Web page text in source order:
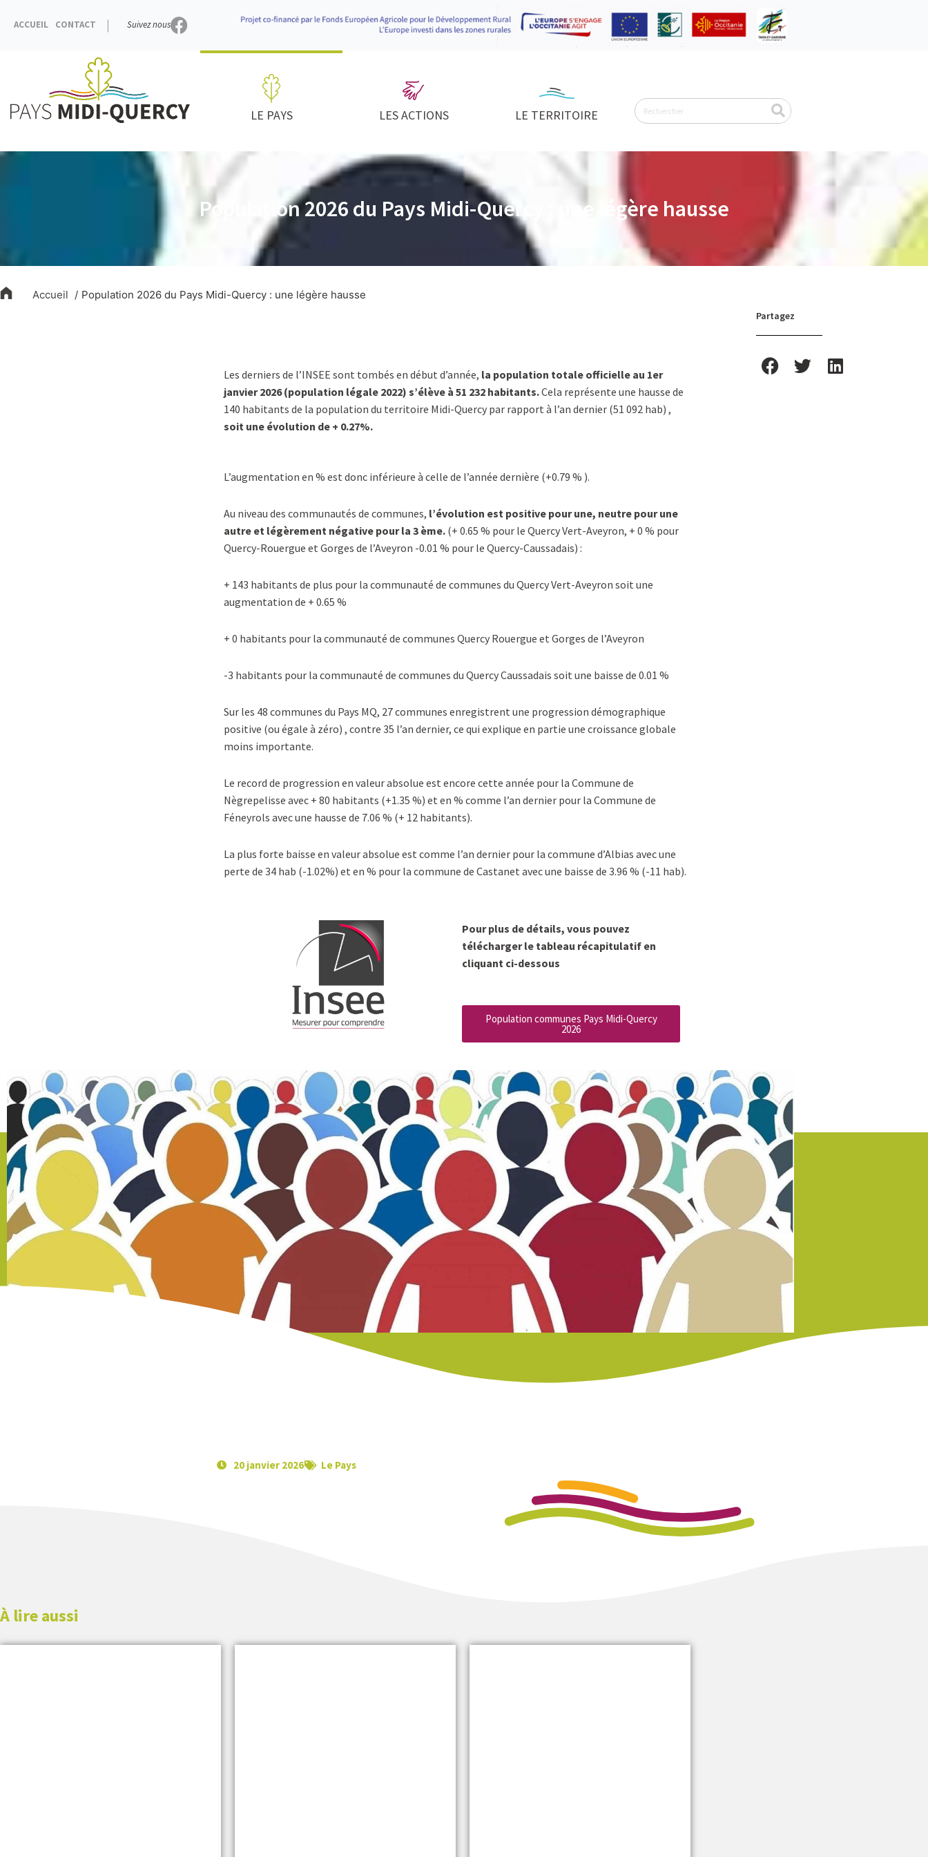
ACCUEIL CONTACT Suivez nous
LE PAYS LES ACTIONS LE TERRITOIRE
Rechercher
Population 2026 du Pays Midi-Quercy : une légère hausse
Accueil Population 2026 du Pays Midi-Quercy : une légère hausse
Les derniers de l’INSEE sont tombés en début d’année, la population totale officielle au 1er
janvier 2026 (population légale 2022) s’élève à 51 232 habitants.Cela représente une hausse de
140 habitants de la population du territoire Midi-Quercy par rapport à l’an dernier (51 092 hab) ,
soit une évolution de + 0.27%.
L’augmentation en % est donc inférieure à celle de l’année dernière (+0.79 % ).
Au niveau des communautés de communes, l’évolution est positive pour une, neutre pour une
autre et légèrement négative pour la 3 ème. (+ 0.65 % pour le Quercy Vert-Aveyron, + 0 % pour
Quercy-Rouergue et Gorges de l’Aveyron -0.01 % pour le Quercy-Caussadais) :
+ 143 habitants de plus pour la communauté de communes du Quercy Vert-Aveyron soit une
augmentation de + 0.65 %
+ 0 habitants pour la communauté de communes Quercy Rouergue et Gorges de l’Aveyron
-3 habitants pour la communauté de communes du Quercy Caussadais soit une baisse de 0.01 %
Sur les 48 communes du Pays MQ, 27 communes enregistrent une progression démographique
positive (ou égale à zéro) , contre 35 l’an dernier, ce qui explique en partie une croissance globale
moins importante.
Le record de progression en valeur absolue est encore cette année pour la Commune de
Nègrepelisse avec + 80 habitants (+1.35 %) et en % comme l’an dernier pour la Commune de
Féneyrols avec une hausse de 7.06 % (+ 12 habitants).
La plus forte baisse en valeur absolue est comme l’an dernier pour la commune d’Albias avec une
perte de 34 hab (-1.02%) et en % pour la commune de Castanet avec une baisse de 3.96 % (-11 hab).
Pour plus de détails, vous pouvez
télécharger le tableau récapitulatif en
cliquant ci-dessous
Population communes Pays Midi-Quercy
2026
Partagez
20 janvier 2026 Le Pays
À lire aussi